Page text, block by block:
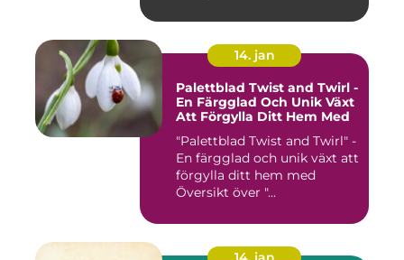
14. jan
Palettblad Twist and Twirl -
En Färgglad Och Unik Växt
Att Förgylla Ditt Hem Med
"Palettblad Twist and Twirl" -
En färgglad och unik växt att
förgylla ditt hem med
Översikt över "...